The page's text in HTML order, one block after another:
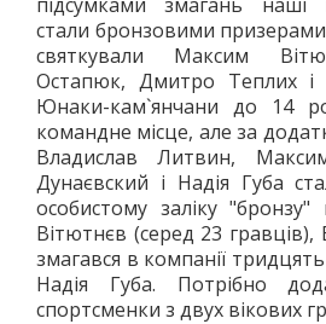
стали бронзовими
святкували Максим
Остапюк, Дмитро Теплих і
Юнаки-кам`янчани до 14
командне місце, але за
Владислав Литвин,
Дунаєвский і Надія Губа
особистому заліку
Вітютнєв (серед 23
змагався в компанії
Надія Губа. Потрібно
спортсменки з двух вікових